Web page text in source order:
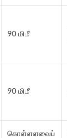
90 மிமீ
90 மிமீ
கொள்ளளவைப்